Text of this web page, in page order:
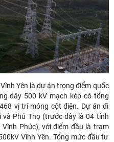
Yên là dự án trọng điểm quốc
dây 500 kV mạch kép có tổng
vị trí móng cột điện. Dự án đi
Phú Thọ (trước đây là 04 tỉnh
Vĩnh Phúc), với điểm đầu là trạm
Vĩnh Yên. Tổng mức đầu tư